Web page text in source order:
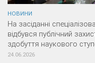
НОВИНИ
На засіданні
відбувся публічний
здобуття наукового
24.06.2026